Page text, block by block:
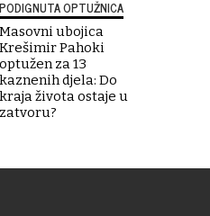
PODIGNUTA OPTUŽNICA
Masovni ubojica
Krešimir Pahoki
optužen za 13
kaznenih djela: Do
kraja života ostaje u
zatvoru?